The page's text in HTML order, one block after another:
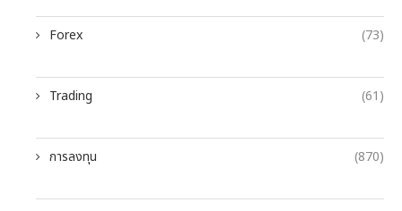
Forex (73)
Trading (61)
การลงทุน (870)